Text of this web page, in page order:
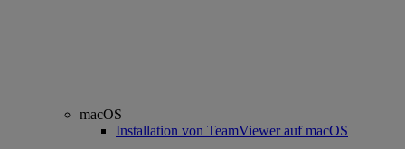
macOS
Installation von TeamViewer auf macOS